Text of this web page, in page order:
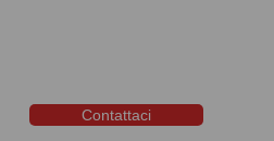
Contattaci